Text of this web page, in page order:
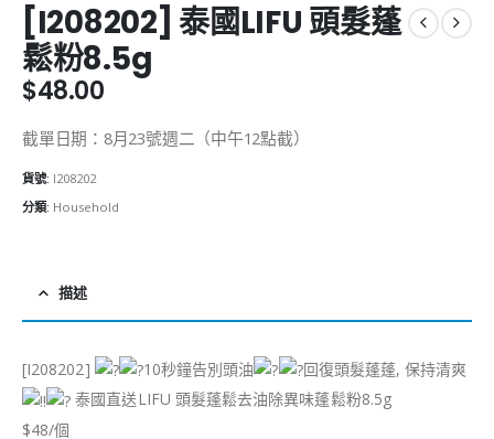
[I208202] 泰國LIFU 頭髮蓬
鬆粉8.5g
$48.00
截單日期：8月23號週二（中午12點截）
貨號: I208202
分類: Household
描述
[I208202] 10秒鐘告別頭油
回復頭髮蓬蓬, 保持清爽
泰國直送LIFU 頭髮蓬鬆去油除異味蓬鬆粉8.5g
$48/個